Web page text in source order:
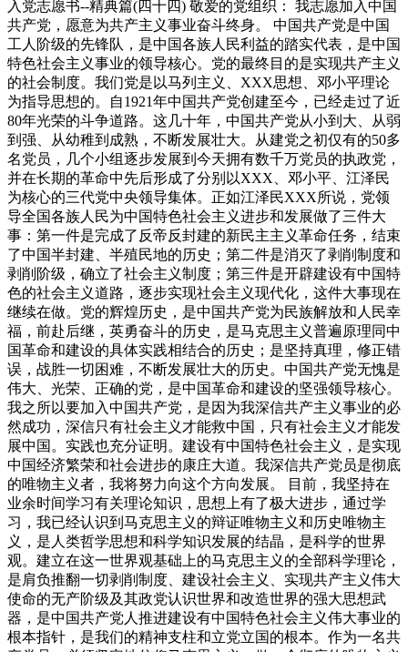
入党志愿书--精典篇(四十四) 敬爱的党组织： 我志愿加入中国
共产党，愿意为共产主义事业奋斗终身。 中国共产党是中国
工人阶级的先锋队，是中国各族人民利益的踏实代表，是中国
特色社会主义事业的领导核心。党的最终目的是实现共产主义
的社会制度。我们党是以马列主义、XXX思想、邓小平理论
为指导思想的。自1921年中国共产党创建至今，已经走过了近
80年光荣的斗争道路。这几十年，中国共产党从小到大、从弱
到强、从幼稚到成熟，不断发展壮大。从建党之初仅有的50多
名党员，几个小组逐步发展到今天拥有数千万党员的执政党，
并在长期的革命中先后形成了分别以XXX、邓小平、江泽民
为核心的三代党中央领导集体。正如江泽民XXX所说，党领
导全国各族人民为中国特色社会主义进步和发展做了三件大
事：第一件是完成了反帝反封建的新民主主义革命任务，结束
了中国半封建、半殖民地的历史；第二件是消灭了剥削制度和
剥削阶级，确立了社会主义制度；第三件是开辟建设有中国特
色的社会主义道路，逐步实现社会主义现代化，这件大事现在
继续在做。党的辉煌历史，是中国共产党为民族解放和人民幸
福，前赴后继，英勇奋斗的历史，是马克思主义普遍原理同中
国革命和建设的具体实践相结合的历史；是坚持真理，修正错
误，战胜一切困难，不断发展壮大的历史。中国共产党无愧是
伟大、光荣、正确的党，是中国革命和建设的坚强领导核心。
我之所以要加入中国共产党，是因为我深信共产主义事业的必
然成功，深信只有社会主义才能救中国，只有社会主义才能发
展中国。实践也充分证明。建设有中国特色社会主义，是实现
中国经济繁荣和社会进步的康庄大道。我深信共产党员是彻底
的唯物主义者，我将努力向这个方向发展。 目前，我坚持在
业余时间学习有关理论知识，思想上有了极大进步，通过学
习，我已经认识到马克思主义的辩证唯物主义和历史唯物主
义，是人类哲学思想和科学知识发展的结晶，是科学的世界
观。建立在这一世界观基础上的马克思主义的全部科学理论，
是肩负推翻一切剥削制度、建设社会主义、实现共产主义伟大
使命的无产阶级及其政党认识世界和改造世界的强大思想武
器，是中国共产党人推进建设有中国特色社会主义伟大事业的
根本指针，是我们的精神支柱和立党立国的根本。作为一名共